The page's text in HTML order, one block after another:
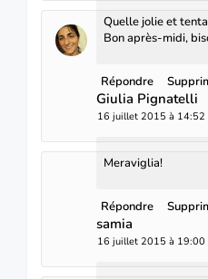
Quelle jolie et
Bon après-midi,
Répondre
Giulia Pignatelli
16 juillet 2015 à 14:52
Meraviglia!
Répondre
samia
16 juillet 2015 à 19:00